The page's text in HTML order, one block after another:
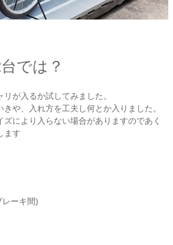
では？
が入るか試してみました。
や、入れ方を工夫し何とか入りました。
により入らない場合がありますのであく
ます
ーキ間)